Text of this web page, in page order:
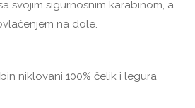
svojim sigurnosnim karabinom, a
na dole.
niklovani 100% čelik i legura